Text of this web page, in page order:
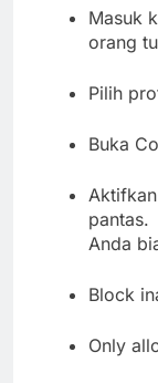
Masuk
orang
Pilih
Buka
pantas.
Anda
Block
Only